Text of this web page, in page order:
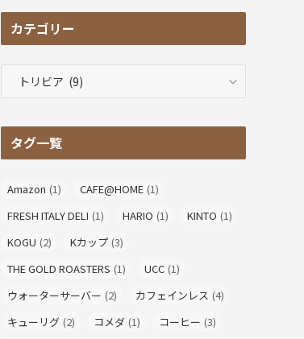
カテゴリー
リ
タグ一覧
Amazon (1) CAFE@HOME (1)
FRESH ITALY DELI (1) HARIO (1) KINTO (1)
KOGU (2) Kカップ (3)
THE GOLD ROASTERS (1) UCC (1)
ウォーターサーバー (2) カフェインレス (4)
キューリグ (2) コメダ (1) コーヒー (3)